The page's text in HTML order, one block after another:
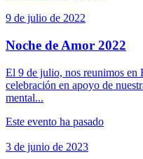
9 de julio de 2022
Noche de Amor 2022
El 9 de julio, nos reunimos en
celebración en apoyo de
mental...
Este evento ha pasado
3 de junio de 2023